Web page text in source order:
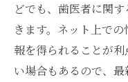
どでも、歯医者に関
きます。ネット上で
報を得られることが
い場合もあるので、